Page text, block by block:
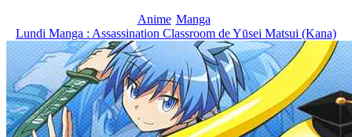
Anime Manga
Lundi Manga : Assassination Classroom de Yūsei Matsui (Kana)